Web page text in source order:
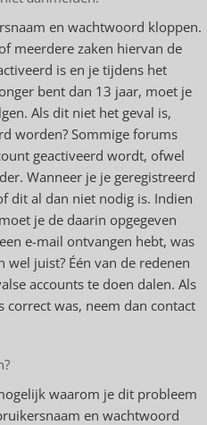
en wachtwoord kloppen.
meerdere zaken hiervan de
is en je tijdens het
bent dan 13 jaar, moet je
Als dit niet het geval is,
worden? Sommige forums
geactiveerd wordt, ofwel
Wanneer je je geregistreerd
dit al dan niet nodig is. Indien
je de daarin opgegeven
e-mail ontvangen hebt, was
wel juist? Één van de redenen
accounts te doen dalen. Als
correct was, neem dan contact
waarom je dit probleem
en wachtwoord